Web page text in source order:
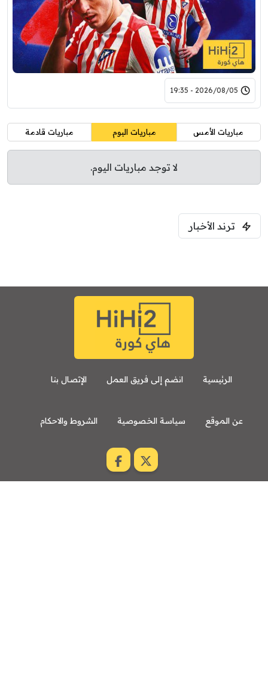
2026/08/05 - 19:35
مباريات الأمس مباريات اليوم مباريات قادمة
لا توجد مباريات اليوم.
ترند الأخبار
الرئيسية انضم إلى فريق العمل الإتصال بنا
عن الموقع سياسة الخصوصية الشروط والاحكام